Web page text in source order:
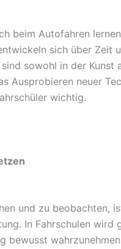
beim Autofahren
sich über Zeit
sowohl in der
Ausprobieren neuer
wichtig.
und zu beobachten,
In Fahrschulen
bewusst